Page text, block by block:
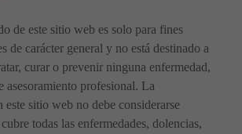
de este sitio web es solo para fines
de carácter general y no está destinado a
curar o prevenir ninguna enfermedad,
asesoramiento profesional. La
este sitio web no debe considerarse
todas las enfermedades, dolencias,